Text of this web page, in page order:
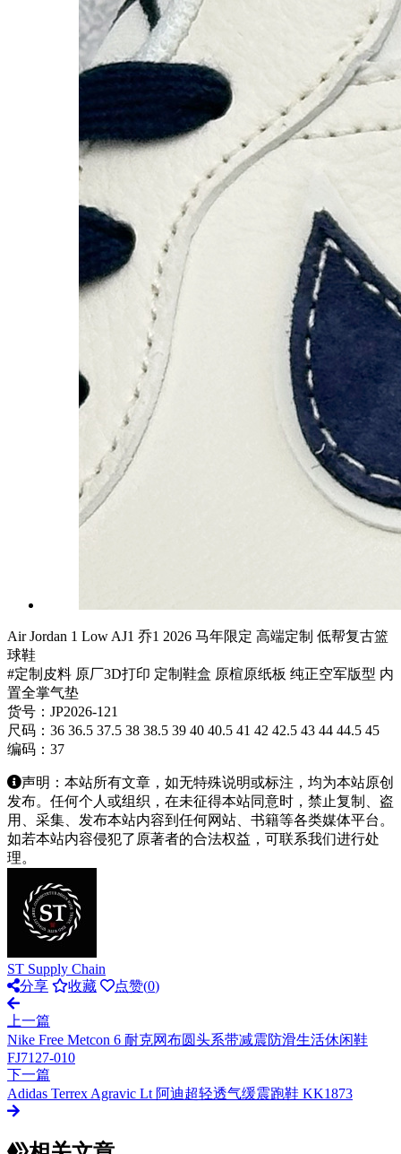
Air Jordan 1 Low AJ1 乔1 2026 马年限定 高端定制 低帮复古篮
球鞋
#定制皮料 原厂3D打印 定制鞋盒 原楦原纸板 纯正空军版型 内
置全掌气垫
货号：JP2026-121
尺码：36 36.5 37.5 38 38.5 39 40 40.5 41 42 42.5 43 44 44.5 45
编码：37
声明：本站所有文章，如无特殊说明或标注，均为本站原创
发布。任何个人或组织，在未征得本站同意时，禁止复制、盗
用、采集、发布本站内容到任何网站、书籍等各类媒体平台。
如若本站内容侵犯了原著者的合法权益，可联系我们进行处
理。
ST Supply Chain
分享
收藏 点赞(0)
上一篇
Nike Free Metcon 6 耐克网布圆头系带减震防滑生活休闲鞋
FJ7127-010
下一篇
Adidas Terrex Agravic Lt 阿迪超轻透气缓震跑鞋 KK1873